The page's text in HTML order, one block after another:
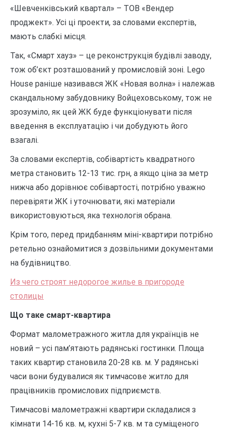
«Шевченківський квартал» – ТОВ «Вендер
проджект». Усі ці проекти, за словами експертів,
мають слабкі місця.
Так, «Смарт хауз» – це реконструкція будівлі заводу,
тож об’єкт розташований у промисловій зоні. Lego
House раніше називався ЖК «Новая волна» і належав
скандальному забудовнику Войцеховському, тож не
зрозуміло, як цей ЖК буде функціонувати після
введення в експлуатацію і чи добудують його
взагалі.
За словами експертів, собівартість квадратного
метра становить 12-13 тис. грн, а якщо ціна за метр
нижча або дорівнює собівартості, потрібно уважно
перевіряти ЖК і уточнювати, які матеріали
використовуються, яка технологія обрана.
Крім того, перед придбанням міні-квартири потрібно
ретельно ознайомитися з дозвільними документами
на будівництво.
Из чего строят недорогое жилье в пригороде
столицы
Що таке смарт-квартира
Формат малометражного житла для українців не
новий – усі пам’ятають радянські гостинки. Площа
таких квартир становила 20-28 кв. м. У радянські
часи вони будувалися як тимчасове житло для
працівників промислових підприємств.
Тимчасові малометражні квартири складалися з
кімнати 14-16 кв. м, кухні 5-7 кв. м та суміщеного